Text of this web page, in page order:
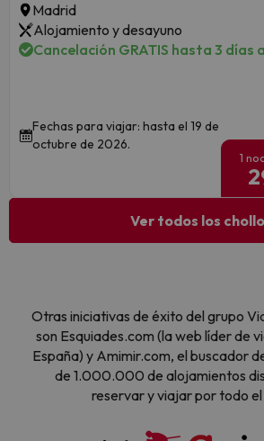
Madrid
Alojamiento y desayuno
Cancelación GRATIS hasta 3 días
Fechas para viajar: hasta el 19 de
octubre de 2026.
1
Ver todos los
Otras iniciativas de éxito del grupo
son Esquiades.com (la web líder de
España) y Amimir.com, el buscador
de 1.000.000 de alojamientos
reservar y viajar por todo el